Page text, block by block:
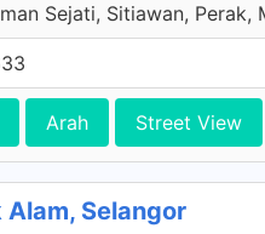
Sejati, Sitiawan, Perak,
Arah Street View
Alam, Selangor